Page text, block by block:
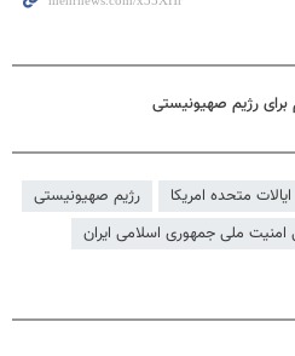
رژیم صهیونیستی
ایالات متحده امریکا
رژیم صهیونیستی
امنیت ملی جمهوری اسلامی ایران